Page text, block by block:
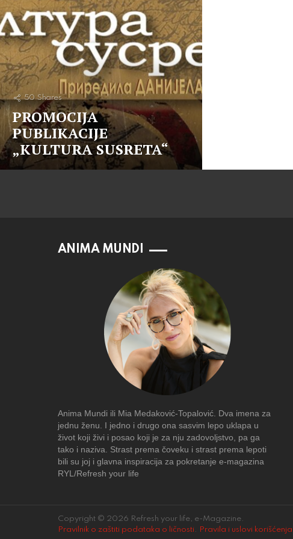
50 Shares
PROMOCIJA
PUBLIKACIJE
„KULTURA SUSRETA“
ANIMA MUNDI
Anima Mundi ili Mia Medaković-Topalović. Dva imena za
jednu ženu. I jedno i drugo ona sasvim lepo uklapa u
život koji živi i posao koji je za nju zadovoljstvo, pa ga
tako i naziva. Strast prema čoveku i strast prema lepoti
bili su joj i glavna inspiracija za pokretanje e-magazina
RYL/Refresh your life
Copyright © 2026 Refresh your life, e-Magazine.
Pravilnik o zaštiti podataka o ličnosti . Pravila i uslovi korišćenja